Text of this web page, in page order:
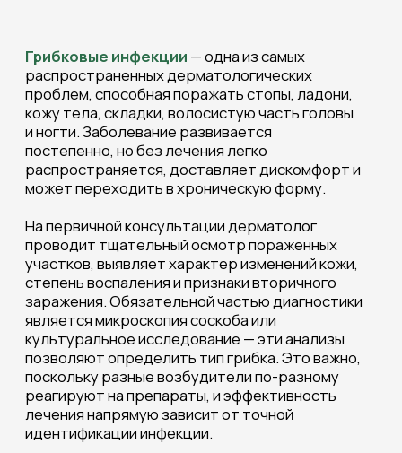
культуральное исследование — эти анализы
позволяют определить тип грибка. Это важно,
поскольку разные возбудители по-разному
реагируют на препараты, и эффективность
лечения напрямую зависит от точной
идентификации инфекции.
После диагностики врач составляет
персональный план терапии. Он может
включать наружные противогрибковые
средства, системные препараты,
противовоспалительные мази, антисептики,
поражении ногтей нередко требуется
длительное лечение, которое проводится
под тщательным контролем специалиста.
Также используются профессиональные
процедуры для ускорения регенерации кожи и
предотвращения рецидивов.
Одной из главных задач является
предотвращение повторного заражения.
Специалист дает рекомендации по
дезинфекции обуви, правильному уходу за
кожей, гигиене, обработке личных вещей и
профилактике передачи инфекции
домочадцам. Врач объясняет, какие факторы
повышают риск развития грибка — влажность,
травматизация кожи, снижение иммунитета —
и как их минимизировать.